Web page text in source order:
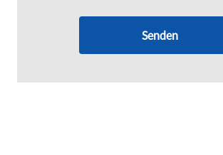
Senden